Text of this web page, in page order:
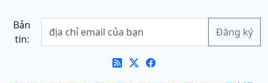
Bản
tin: